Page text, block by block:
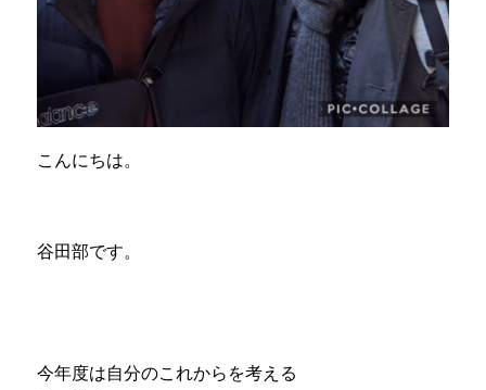
こんにちは。
谷田部です。
今年度は自分のこれからを考える